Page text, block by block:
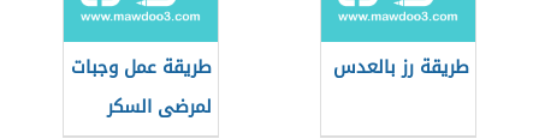
طريقة رز بالعدس
طريقة عمل وجبات
لمرضى السكر